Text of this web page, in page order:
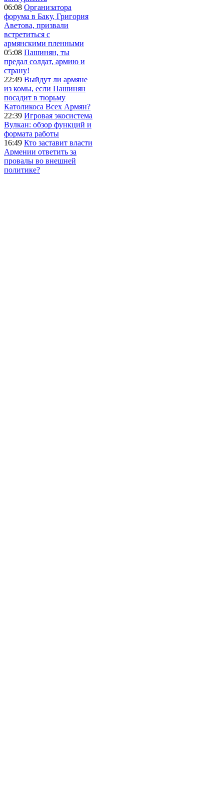
06:08 Организатора
форума в Баку, Григория
Аветова, призвали
встретиться с
армянскими пленными
05:08 Пашинян, ты
предал солдат, армию и
страну!
22:49 Выйдут ли армяне
из комы, если Пашинян
посадит в тюрьму
Католикоса Всех Армян?
22:39 Игровая экосистема
Вулкан: обзор функций и
формата работы
16:49 Кто заставит власти
Армении ответить за
провалы во внешней
политике?